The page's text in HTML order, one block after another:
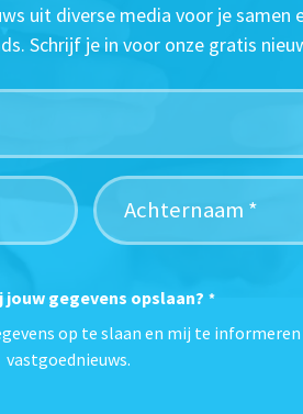
uit diverse media voor je samen
Schrijf je in voor onze gratis
jouw gegevens opslaan? *
op te slaan en mij te
vastgoednieuws.